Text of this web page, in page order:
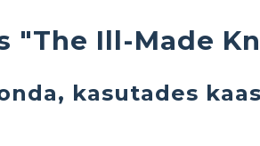
"The Ill-Made
kasutades